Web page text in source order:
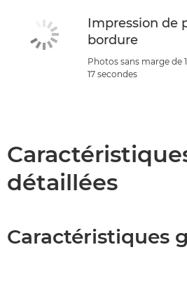
Impression de
bordure
Photos sans marge de
17 secondes
détaillées
Caractéristiques